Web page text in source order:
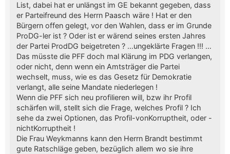
List, dabei hat er unlängst im GE bekannt gegeben, dass
er Parteifreund des Herrn Paasch wäre ! Hat er den
Bürgern offen gelegt, vor den Wahlen, dass er im Grunde
ProDG-ler ist ? Oder ist er wärend seines ersten Jahres
der Partei ProdDG beigetreten ? …ungeklärte Fragen !!! …
Das müsste die PFF doch mal Klärung im PDG verlangen,
oder nicht, denn wenn ein Amtsträger die Partei
wechselt, muss, wie es das Gesetz für Demokratie
verlangt, alle seine Mandate niederlegen !
Wenn die PFF sich neu profilieren will, bzw ihr Profil
schärfen will, stellt sich die Frage, welches Profil ? Ich
sehe da zwei Optionen, das Profil-vonKorruptheit, oder -
nichtKorruptheit !
Die Frau Weykmanns kann den Herrn Brandt bestimmt
gute Ratschläge geben, bezüglich allem wo sie ihre